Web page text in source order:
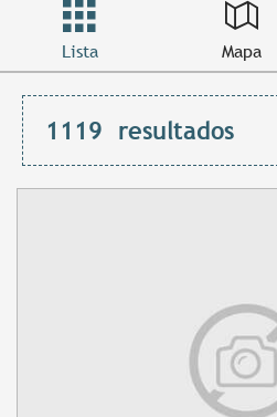
Lista Mapa
1119 resultados